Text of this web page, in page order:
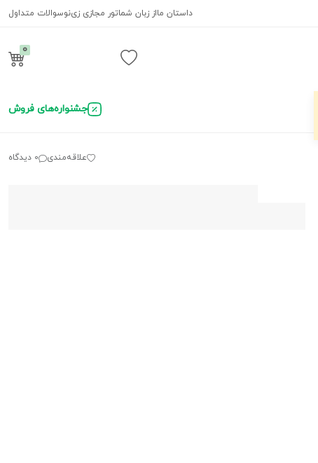
سوالات متداولتور مجازی زی‌نواز زبان شماداستان ما
0
جشنواره‌های فروش
علاقه‌مندی 0 دیدگاه